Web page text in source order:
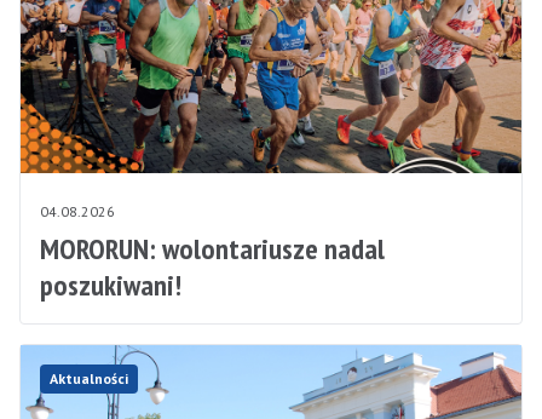
04.08.2026
MORORUN: wolontariusze nadal
poszukiwani!
Aktualności